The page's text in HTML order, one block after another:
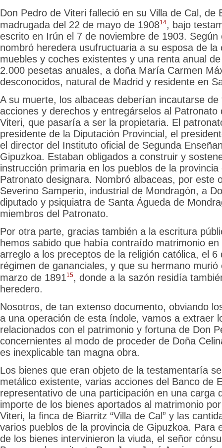
Don Pedro de Viteri falleció en su Villa de Cal, de
madrugada del 22 de mayo de 190814, bajo
escrito en Irún el 7 de noviembre de 1903. Según
nombró heredera usufructuaria a su esposa de la
muebles y coches existentes y una renta anual
2.000 pesetas anuales, a doña María Carmen
desconocidos, natural de Madrid y residente en
A su muerte, los albaceas deberían incautarse
acciones y derechos y entregárselos al Patronato
Viteri, que pasaría a ser la propietaria. El
presidente de la Diputación Provincial, el
el director del Instituto oficial de Segunda
Gipuzkoa. Estaban obligados a construir y
instrucción primaria en los pueblos de la
Patronato designara. Nombró albaceas, por este
Severino Samperio, industrial de Mondragón, a
diputado y psiquiatra de Santa Águeda de
miembros del Patronato.
Por otra parte, gracias también a la escritura
hemos sabido que había contraído matrimonio
arreglo a los preceptos de la religión católica, el 6
régimen de gananciales, y que su hermano
marzo de 189115, donde a la sazón residía
heredero.
Nosotros, de tan extenso documento, obviando
a una operación de esta índole, vamos a extraer
relacionados con el patrimonio y fortuna de Don
concernientes al modo de proceder de Doña
es inexplicable tan magna obra.
Los bienes que eran objeto de la testamentaría
metálico existente, varias acciones del Banco de
representativo de una participación en una carga
importe de los bienes aportados al matrimonio
Viteri, la finca de Biarritz “Villa de Cal” y las
varios pueblos de la provincia de Gipuzkoa. Para
de los bienes intervinieron la viuda, el señor